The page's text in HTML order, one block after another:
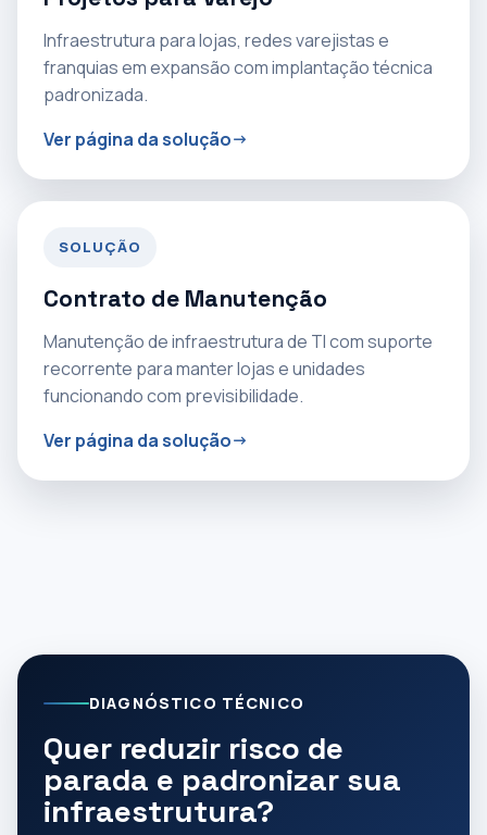
Infraestrutura para lojas, redes varejistas e
franquias em expansão com implantação técnica
padronizada.
Ver página da solução
SOLUÇÃO
Contrato de Manutenção
Manutenção de infraestrutura de TI com suporte
recorrente para manter lojas e unidades
funcionando com previsibilidade.
Ver página da solução
DIAGNÓSTICO TÉCNICO
Quer reduzir risco de
parada e padronizar sua
infraestrutura?